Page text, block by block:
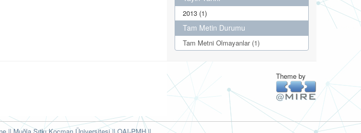
2013 (1)
Tam Metin Durumu
Tam Metni Olmayanlar (1)
Theme by